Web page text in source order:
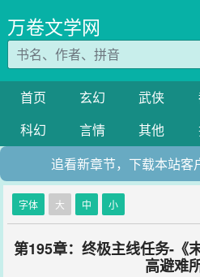
万卷文学网
首页 玄幻 武侠
科幻
言情 其他
追看新章节，下载本站客
字体 大 中 小
第195章：终极主线任务-《
高避难